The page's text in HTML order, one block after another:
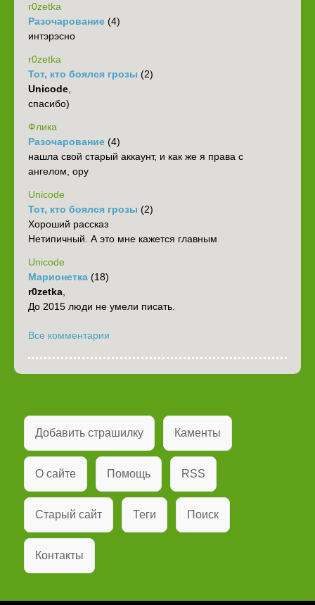
r0zetka
Разочарование (4)
интэрэсно
r0zetka
Тот, кто боялся грозы (2)
Unicode,
спасибо)
Флика
Разочарование (4)
нашла свой старый аккаунт, и как же я права с
ангелом, ору
Unicode
Тот, кто боялся грозы (2)
Хороший рассказ
Нетипичный. А это мне кажется главным
Unicode
Марионетка (18)
r0zetka,
До 2015 люди не умели писать.
Все комментарии
Добавить страшилку Каменты
О сайте Помощь RSS
Старый сайт Теги Поиск
Контакты